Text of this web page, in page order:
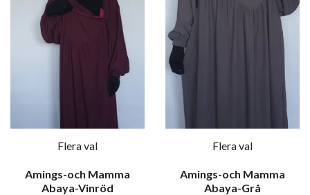
Flera val
Amings-och Mamma
Abaya-Vinröd
Flera val
Amings-och Mamma
Abaya-Grå